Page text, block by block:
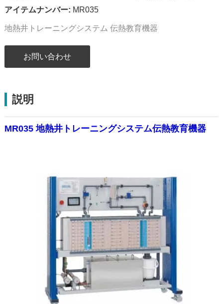
アイテムナンバー: MR035
地熱井トレーニングシステム 伝熱教育機器
お問い合わせ
説明
MR035 地熱井トレーニングシステム伝熱教育機器